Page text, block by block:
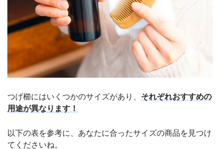
つげ櫛にはいくつかのサイズがあり、 それぞれおすすめの
用途が異なります！
以下の表を参考に、あなたに合ったサイズの商品を見つけ
てくださいね。